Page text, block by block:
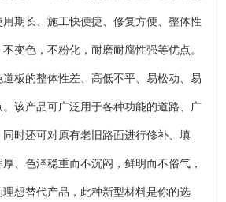
期长、施工快便捷、修复方便、整体性
变色，不粉化，耐磨耐腐性强等优点。
板的整体性差、高低不平、易松动、易
该产品可广泛用于各种功能的道路、广
时还可对原有老旧路面进行修补、填
、色泽稳重而不沉闷，鲜明而不俗气，
想替代产品，此种新型材料是你的选